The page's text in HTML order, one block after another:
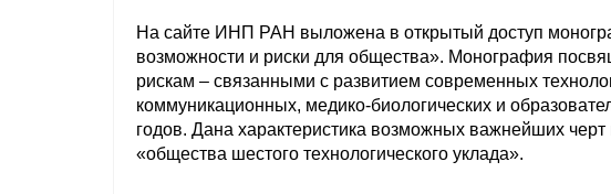
На сайте ИНП РАН выложена в открытый доступ
возможности и риски для общества». Монография
рискам – связанными с развитием современных
коммуникационных, медико-биологических и
годов. Дана характеристика возможных важнейших
«общества шестого технологического уклада».